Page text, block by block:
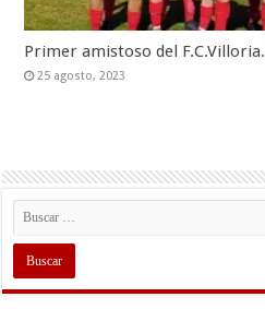
Primer amistoso del F.C.Villoria.
25 agosto, 2023